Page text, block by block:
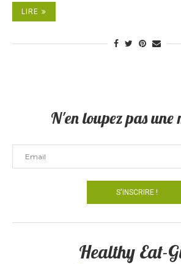
LIRE
N'en loupez pas une
Healthy Eat-